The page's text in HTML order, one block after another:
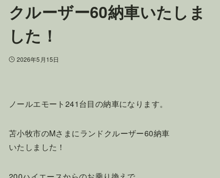
クルーザー60納車いたしま
した！
2026年5月15日
ノールエモート241台目の納車になります。
苫小牧市のMさまにランドクルーザー60納車
いたしました！